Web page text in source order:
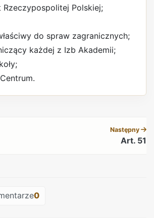
Rzeczypospolitej Polskiej;
do spraw zagranicznych;
każdej z Izb Akademii;
Następny
Art. 51
0